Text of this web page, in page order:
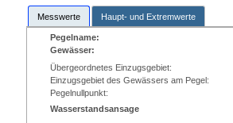
Messwerte Haupt- und Extremwerte
Pegelname:
Gewässer:
Übergeordnetes Einzugsgebiet:
Einzugsgebiet des Gewässers am Pegel:
Pegelnullpunkt:
Wasserstandsansage